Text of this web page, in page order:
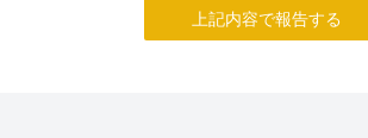
上記内容で報告する